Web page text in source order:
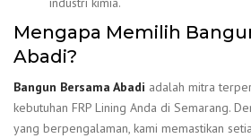
Mengapa Memilih
Abadi?
Bangun Bersama Abadi adalah mitra
kebutuhan FRP Lining Anda di Semarang.
yang berpengalaman, kami memastikan